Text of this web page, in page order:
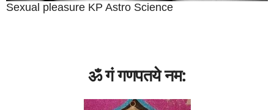
Sexual pleasure KP Astro Science
ॐ गं गणपतये नम: